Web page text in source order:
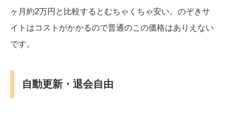
ヶ月約2万円と比較するとむちゃくちゃ安い。のぞきサ
イトはコストがかかるので普通のこの価格はありえない
です。
自動更新・退会自由